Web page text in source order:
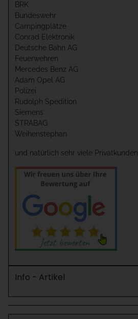
BRK
Bundeswehr
Campingplätze
Conrad Elektronik
Deutsche Bahn AG
Feuerwehren
Mercedes Benz AG
Adam Opel AG
Polizei
Rudolph Spedition
Siemens
STRABAG
Weihenstephan
und natürlich sehr viele Privatkunden
Info - Artikel